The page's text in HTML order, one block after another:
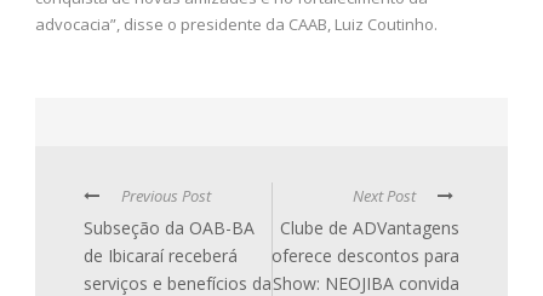
advocacia”, disse o presidente da CAAB, Luiz Coutinho.
Previous Post
Subseção da OAB-BA
de Ibicaraí receberá
serviços e benefícios da
Next Post
Clube de ADVantagens
oferece descontos para
Show: NEOJIBA convida